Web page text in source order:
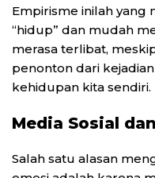
Empirisme inilah yang
“hidup” dan mudah
merasa terlibat,
penonton dari
kehidupan kita sendiri.
Media Sosial
Salah satu alasan